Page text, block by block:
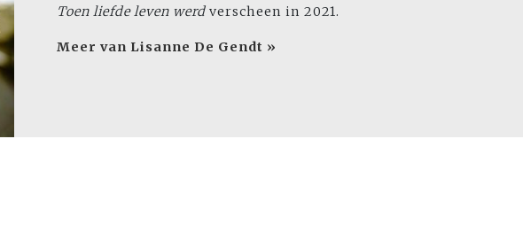
Toen liefde leven werd verscheen in 2021.
Meer van Lisanne De Gendt »